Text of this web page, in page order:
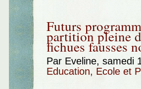
Futurs
partition pleine
fichues fausses
Par Eveline, samedi
Education, Ecole et